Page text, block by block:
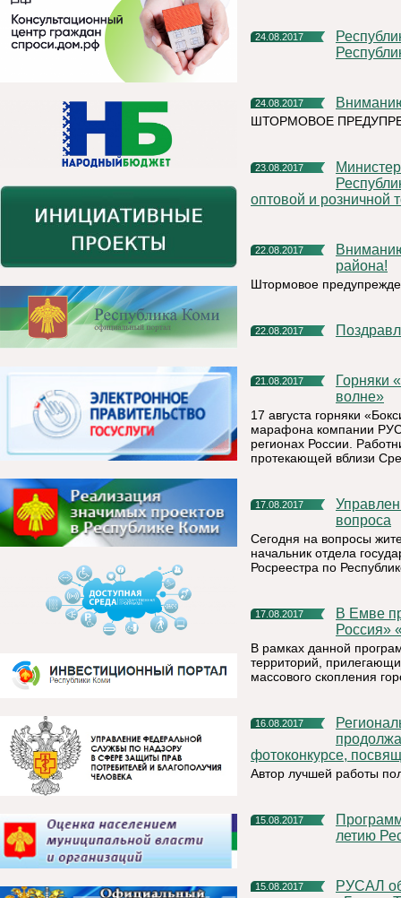
24.08.2017
Республиканский конкурс инновационных проектов
24.08.2017
ШТОРМОВОЕ
23.08.2017
Министерство сельского хозяйства и потребительского рынка
оптовой и розничной
22.08.2017
Вниманию жителей и руководителей Княжпогостского
района!
Штормовое
22.08.2017
21.08.2017
Горняки «Боксита Тимана» присоединились к «Зеленой
волне»
17 августа горняки
марафона компании
регионах России.
протекающей вблизи
17.08.2017
Управление Росреестра по Республике Коми: три актуальных
вопроса
Сегодня на вопросы
начальник отдела
Росреестра по
17.08.2017
В Емве продолжается реализация проекта партии «Единая
Россия»
В рамках данной
территорий,
массового скопления
16.08.2017
Региональное отделение партии «Единая Россия»
фотоконкурсе,
Автор лучшей работы
15.08.2017
Программа праздничных мероприятий, посвященных 96-
летию
15.08.2017
РУСАЛ объявляет о кадровом изменении на предприятии